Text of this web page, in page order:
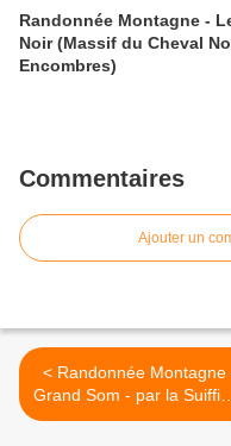
Randonnée Montagne -
Noir (Massif du Cheval
Encombres)
Commentaires
Ajouter un
< Randonnée Montagne -
Grand Som - par la
(Chartreuse)